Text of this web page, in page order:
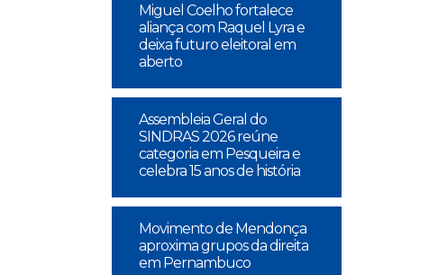
Miguel Coelho fortalece
aliança com Raquel Lyra e
deixa futuro eleitoral em
aberto
Assembleia Geral do
SINDRAS 2026 reúne
categoria em Pesqueira e
celebra 15 anos de história
Movimento de Mendonça
aproxima grupos da direita
em Pernambuco